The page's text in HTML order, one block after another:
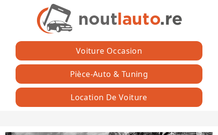
Voiture Occasion
Pièce-Auto & Tuning
Location De Voiture